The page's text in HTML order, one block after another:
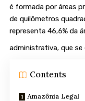
é formada por áreas
de quilômetros
representa 46,6% da
administrativa, que
Contents
Amazônia Legal